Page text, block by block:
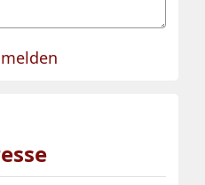
angelegt.